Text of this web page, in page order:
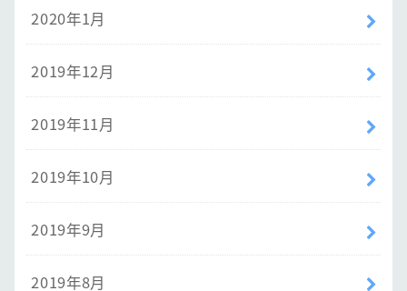
2020年1月
2019年12月
2019年11月
2019年10月
2019年9月
2019年8月